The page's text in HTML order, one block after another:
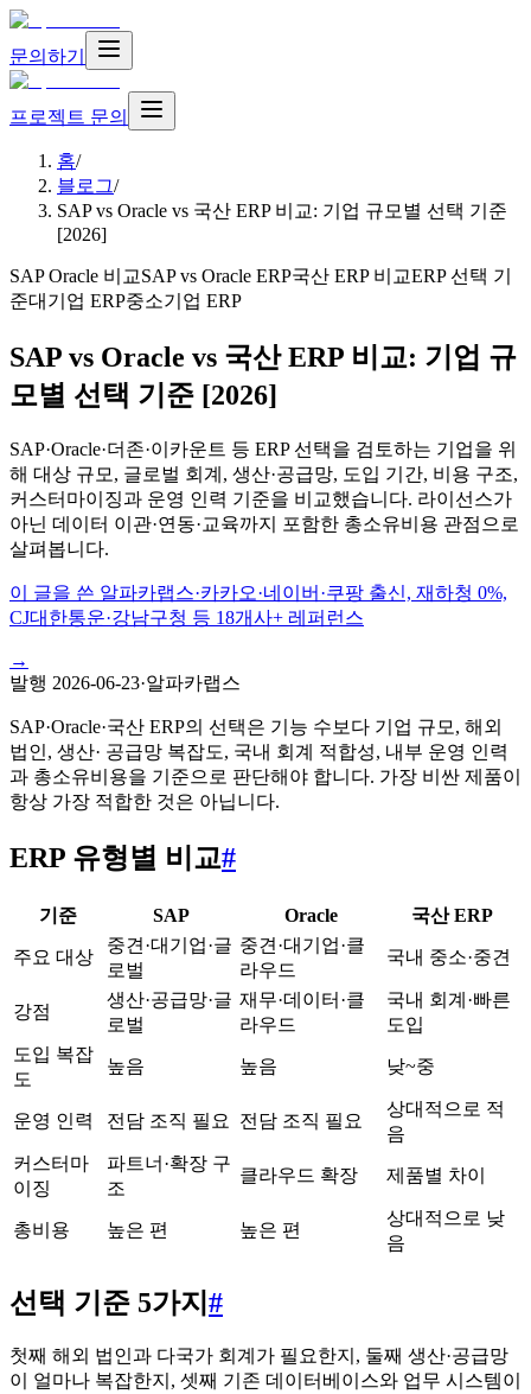
문의하기
프로젝트 문의
홈/
블로그/
SAP vs Oracle vs 국산 ERP 비교: 기업 규모별 선택 기준
[2026]
SAP Oracle 비교SAP vs Oracle ERP국산 ERP 비교ERP 선택 기
준대기업 ERP중소기업 ERP
SAP vs Oracle vs 국산 ERP 비교: 기업 규
모별 선택 기준 [2026]
SAP·Oracle·더존·이카운트 등 ERP 선택을 검토하는 기업을 위
해 대상 규모, 글로벌 회계, 생산·공급망, 도입 기간, 비용 구조,
커스터마이징과 운영 인력 기준을 비교했습니다. 라이선스가
아닌 데이터 이관·연동·교육까지 포함한 총소유비용 관점으로
살펴봅니다.
이 글을 쓴 알파카랩스·카카오·네이버·쿠팡 출신, 재하청 0%,
CJ대한통운·강남구청 등 18개사+ 레퍼런스
→
발행 2026-06-23·알파카랩스
SAP·Oracle·국산 ERP의 선택은 기능 수보다 기업 규모, 해외
법인, 생산· 공급망 복잡도, 국내 회계 적합성, 내부 운영 인력
과 총소유비용을 기준으로 판단해야 합니다. 가장 비싼 제품이
항상 가장 적합한 것은 아닙니다.
ERP 유형별 비교#
기준 SAP Oracle 국산 ERP
주요 대상
중견·대기업·글
로벌
중견·대기업·클
라우드
국내 중소·중견
강점
생산·공급망·글
로벌
재무·데이터·클
라우드
국내 회계·빠른
도입
도입 복잡
도
높음 높음 낮~중
운영 인력 전담 조직 필요 전담 조직 필요
상대적으로 적
음
커스터마
이징
파트너·확장 구
조
클라우드 확장 제품별 차이
총비용 높은 편 높은 편
상대적으로 낮
음
선택 기준 5가지 #
첫째 해외 법인과 다국가 회계가 필요한지, 둘째 생산·공급망
이 얼마나 복잡한지, 셋째 기존 데이터베이스와 업무 시스템이